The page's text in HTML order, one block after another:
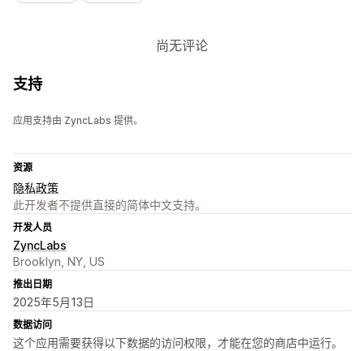
尚无评论
支持
应用支持由 ZyncLabs 提供。
资源
隐私政策
此开发者不提供直接的简体中文支持。
开发人员
ZyncLabs
Brooklyn, NY, US
推出日期
2025年5月13日
数据访问
这个应用需要获得以下数据的访问权限，才能在您的商店中运行。